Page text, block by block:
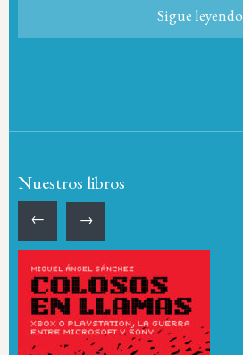
Sigue leyendo
Nuestros libros
← →